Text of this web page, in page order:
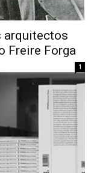
arquitectos
Freire Forga
1